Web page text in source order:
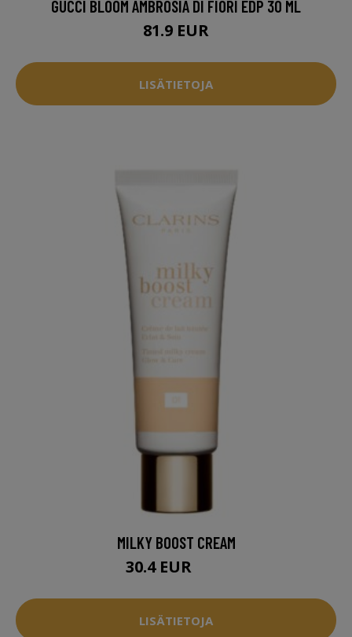
GUCCI BLOOM AMBROSIA DI FIORI EDP 30 ML
81.9 EUR
LISÄTIETOJA
MILKY BOOST CREAM
30.4 EUR
LISÄTIETOJA